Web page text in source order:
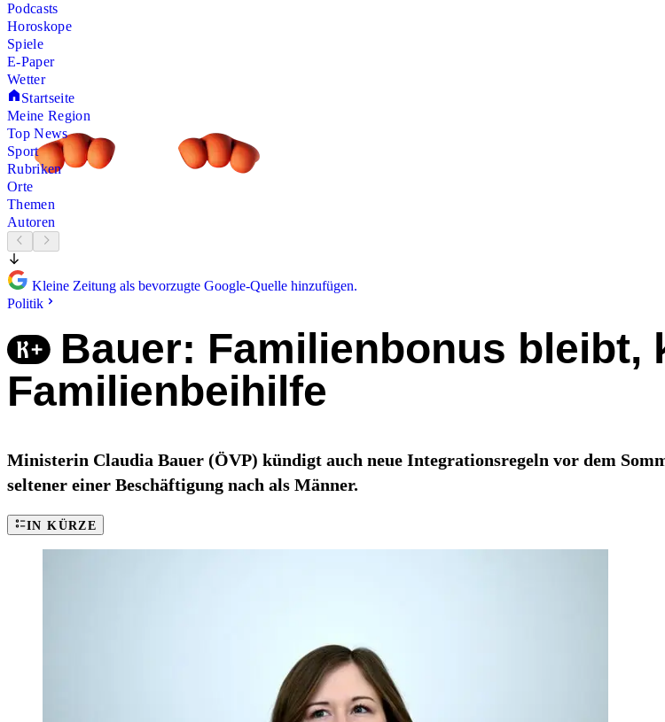
Podcasts
Horoskope
Spiele
E-Paper
Wetter
Startseite
Meine Region
Top News
Sport
Rubriken
Orte
Themen
Autoren
Kleine Zeitung als bevorzugte Google-Quelle hinzufügen.
Politik
Bauer: Familienbonus bleibt,
Familienbeihilfe
Ministerin Claudia Bauer (ÖVP) kündigt auch neue Integrationsregeln vor dem
seltener einer Beschäftigung nach als Männer.
IN KÜRZE